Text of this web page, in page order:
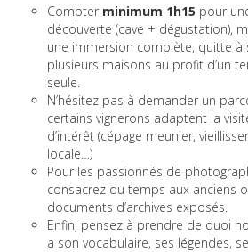
Compter minimum 1h15 pour
découverte (cave + dégustation),
une immersion complète, quitte à
plusieurs maisons au profit d’un
seule.
N’hésitez pas à demander un
certains vignerons adaptent la
d’intérêt (cépage meunier,
locale…)
Pour les passionnés de
consacrez du temps aux anciens
documents d’archives exposés.
Enfin, pensez à prendre de quoi
a son vocabulaire, ses légendes,